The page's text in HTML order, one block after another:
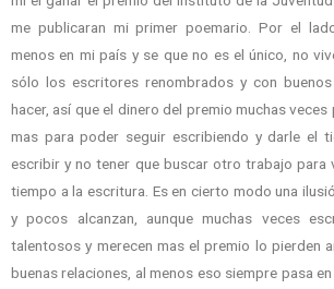
me publicaran mi primer poemario. Por el
menos en mi país y se que no es el único, no
sólo los escritores renombrados y con
hacer, así que el dinero del premio muchas
mas para poder seguir escribiendo y darle el
escribir y no tener que buscar otro trabajo para
tiempo a la escritura. Es en cierto modo una
y pocos alcanzan, aunque muchas veces
talentosos y merecen mas el premio lo pierden
buenas relaciones, al menos eso siempre pasa